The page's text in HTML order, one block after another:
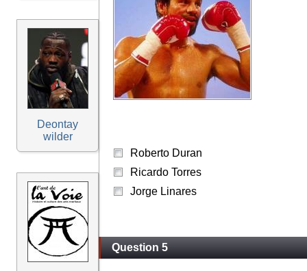
Deontay
wilder
Roberto Duran
Ricardo Torres
Jorge Linares
Question 5